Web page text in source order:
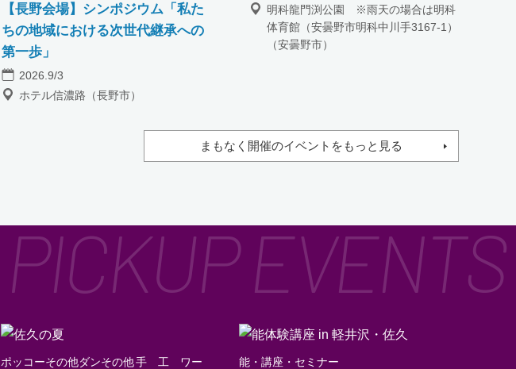
【長野会場】シンポジウム「私た
ちの地域における次世代継承への
第一歩」
2026.9/3
ホテル信濃路（長野市）
明科龍門渕公園 ※雨天の場合は明科
体育館（安曇野市明科中川手3167-1）
（安曇野市）
まもなく開催のイベントをもっと見る
ポッ コーその他ダンその他手
工
ワー
能 講座・セミナー